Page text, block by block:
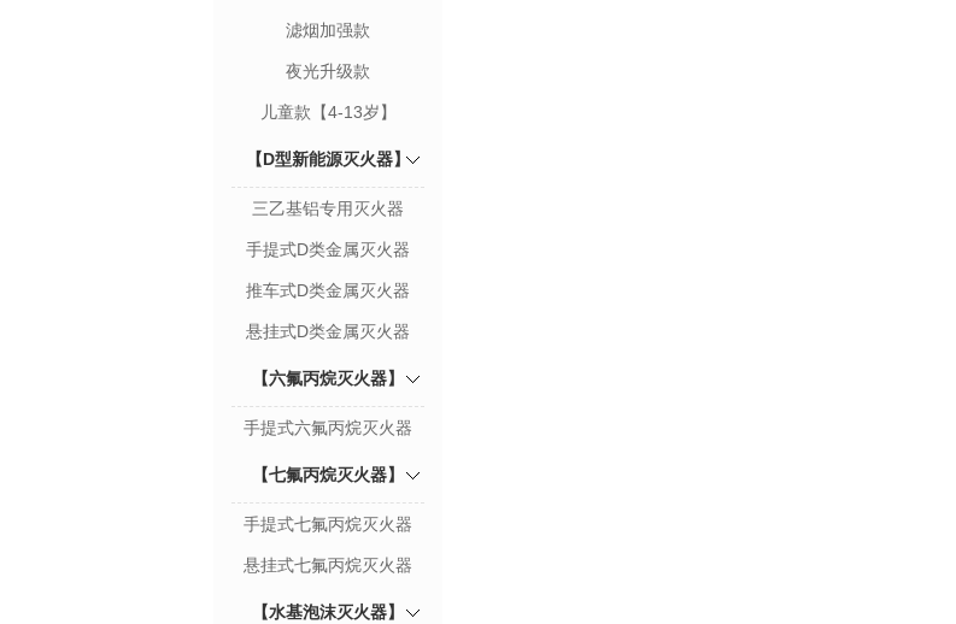
滤烟加强款
夜光升级款
儿童款【4-13岁】
【D型新能源灭火器】
三乙基铝专用灭火器
手提式D类金属灭火器
推车式D类金属灭火器
悬挂式D类金属灭火器
【六氟丙烷灭火器】
手提式六氟丙烷灭火器
【七氟丙烷灭火器】
手提式七氟丙烷灭火器
悬挂式七氟丙烷灭火器
【水基泡沫灭火器】